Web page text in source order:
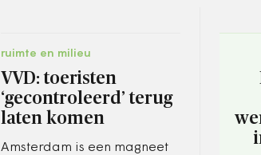
ruimte en milieu
VVD: toeristen
‘gecontroleerd’ terug
laten komen
Amsterdam is een magneet